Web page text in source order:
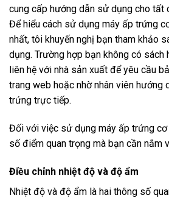
cung cấp hướng dẫn sử dụng cho tất
Để hiểu cách sử dụng máy ấp trứng
nhất, tôi khuyến nghị bạn tham khảo
dụng. Trường hợp bạn không có sách
liên hệ với nhà sản xuất để yêu cầu
trang web hoặc nhờ nhân viên hướng
trứng trực tiếp.
Đối với việc sử dụng máy ấp trứng
số điểm quan trọng mà bạn cần nắm
Điều chỉnh nhiệt độ và độ ẩm
Nhiệt độ và độ ẩm là hai thông số